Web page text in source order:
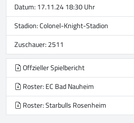
Datum: 17.11.24 18:30 Uhr
Stadion:Colonel-Knight-Stadion
Zuschauer: 2511
Offzieller Spielbericht
Roster: EC Bad Nauheim
Roster: Starbulls Rosenheim